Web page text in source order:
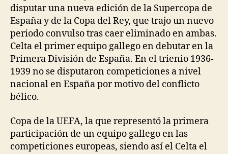
disputar una nueva edición de la Supercopa de
España y de la Copa del Rey, que trajo un nuevo
periodo convulso tras caer eliminado en ambas.
Celta el primer equipo gallego en debutar en la
Primera División de España. En el trienio 1936-
1939 no se disputaron competiciones a nivel
nacional en España por motivo del conflicto
bélico.
Copa de la UEFA, la que representó la primera
participación de un equipo gallego en las
competiciones europeas, siendo así el Celta el